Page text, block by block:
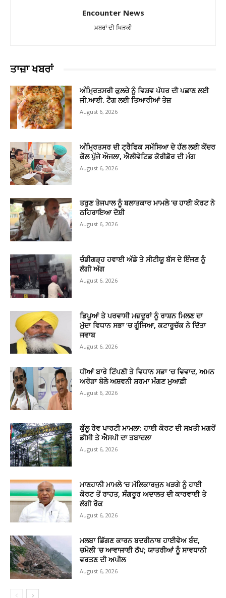
Encounter News
ਖ਼ਬਰਾਂ ਦੀ ਖਿੜਕੀ
ਤਾਜ਼ਾ ਖਬਰਾਂ
ਅੰਮ੍ਰਿਤਸਰੀ ਕੁਲਚੇ ਨੂੰ ਵਿਸ਼ਵ ਪੱਧਰ ਦੀ ਪਛਾਣ ਲਈ
ਜੀ.ਆਈ. ਟੈਗ ਲਈ ਤਿਆਰੀਆਂ ਤੇਜ਼
August 6, 2026
ਅੰਮ੍ਰਿਤਸਰ ਦੀ ਟ੍ਰੈਫਿਕ ਸਮੱਸਿਆ ਦੇ ਹੱਲ ਲਈ ਕੇਂਦਰ
ਕੋਲ ਪੁੱਜੇ ਔਜਲਾ, ਐਲੀਵੇਟਿਡ ਕੋਰੀਡੋਰ ਦੀ ਮੰਗ
August 6, 2026
ਤਰੁਣ ਤੇਜਪਾਲ ਨੂੰ ਬਲਾਤਕਾਰ ਮਾਮਲੇ ’ਚ ਹਾਈ ਕੋਰਟ ਨੇ
ਠਹਿਰਾਇਆ ਦੋਸ਼ੀ
August 6, 2026
ਚੰਡੀਗੜ੍ਹ ਹਵਾਈ ਅੱਡੇ ਤੇ ਸੀਟੀਯੂ ਬੱਸ ਦੇ ਇੰਜਣ ਨੂੰ
ਲੱਗੀ ਅੱਗ
August 6, 2026
ਡਿਪੂਆਂ ਤੇ ਪਰਵਾਸੀ ਮਜ਼ਦੂਰਾਂ ਨੂੰ ਰਾਸ਼ਨ ਮਿਲਣ ਦਾ
ਮੁੱਦਾ ਵਿਧਾਨ ਸਭਾ ’ਚ ਗੂੰਜਿਆ, ਕਟਾਰੂਚੱਕ ਨੇ ਦਿੱਤਾ
ਜਵਾਬ
August 6, 2026
ਧੀਆਂ ਬਾਰੇ ਟਿੱਪਣੀ ਤੇ ਵਿਧਾਨ ਸਭਾ ‘ਚ ਵਿਵਾਦ, ਅਮਨ
ਅਰੋੜਾ ਬੋਲੇ ਅਸ਼ਵਨੀ ਸ਼ਰਮਾ ਮੰਗਣ ਮੁਆਫ਼ੀ
August 6, 2026
ਕੁੱਲੂ ਰੇਵ ਪਾਰਟੀ ਮਾਮਲਾ: ਹਾਈ ਕੋਰਟ ਦੀ ਸਖ਼ਤੀ ਮਗਰੋਂ
ਡੀਸੀ ਤੇ ਐਸਪੀ ਦਾ ਤਬਾਦਲਾ
August 6, 2026
ਮਾਣਹਾਨੀ ਮਾਮਲੇ ‘ਚ ਮੱਲਿਕਾਰਜੁਨ ਖੜਗੇ ਨੂੰ ਹਾਈ
ਕੋਰਟ ਤੋਂ ਰਾਹਤ, ਸੰਗਰੂਰ ਅਦਾਲਤ ਦੀ ਕਾਰਵਾਈ ਤੇ
ਲੱਗੀ ਰੋਕ
August 6, 2026
ਮਲਬਾ ਡਿੱਗਣ ਕਾਰਨ ਬਦਰੀਨਾਥ ਹਾਈਵੇਅ ਬੰਦ,
ਚਮੋਲੀ ‘ਚ ਆਵਾਜਾਈ ਠੱਪ; ਯਾਤਰੀਆਂ ਨੂੰ ਸਾਵਧਾਨੀ
ਵਰਤਣ ਦੀ ਅਪੀਲ
August 6, 2026